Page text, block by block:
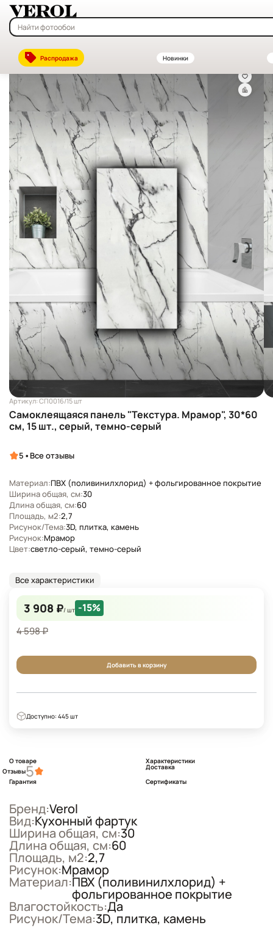
Распродажа Новинки
Главная—Каталог
Артикул: СП0016/15 шт
Самоклеящаяся панель "Текстура. Мрамор", 30*60
см, 15 шт., серый, темно-серый
5 • Все отзывы
Материал:ПВХ (поливинилхлорид) + фольгированное покрытие
Ширина общая, см:30
Длина общая, см:60
Площадь, м2:2,7
Рисунок/Тема:3D, плитка, камень
Рисунок:Мрамор
Цвет:светло-серый, темно-серый
Все характеристики
3 908 ₽/ шт -15%
4 598 ₽
Добавить в корзину
Доступно: 445 шт
О товаре
Характеристики
Отзывы5
Доставка
Гарантия
Сертификаты
Бренд:Verol
Вид:Кухонный фартук
Ширина общая, см:30
Длина общая, см:60
Площадь, м2:2,7
Рисунок:Мрамор
Материал:ПВХ (поливинилхлорид) +
фольгированное покрытие
Влагостойкость:Да
Рисунок/Тема:3D, плитка, камень